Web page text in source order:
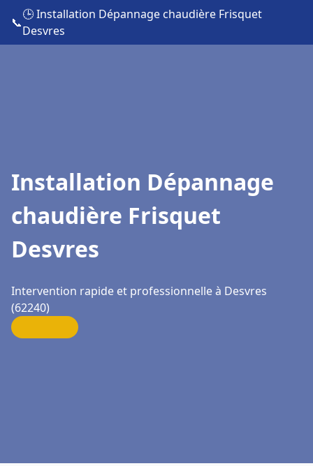
📞
🕒 Installation Dépannage chaudière Frisquet
Desvres
Installation Dépannage
chaudière Frisquet
Desvres
Intervention rapide et professionnelle à Desvres
(62240)